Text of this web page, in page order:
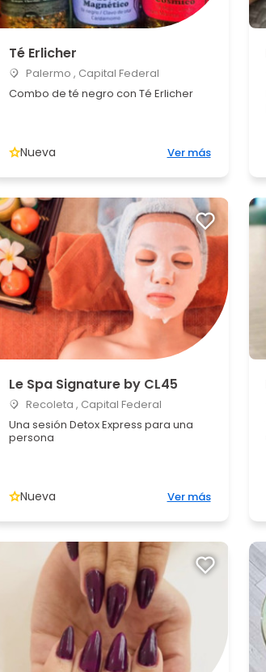
Té Erlicher
Palermo , Capital Federal
Combo de té negro con Té Erlicher
Nueva Ver más
Le Spa Signature by CL45
Recoleta , Capital Federal
Una sesión Detox Express para una
persona
Nueva Ver más